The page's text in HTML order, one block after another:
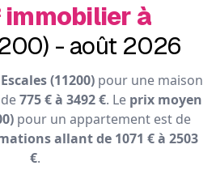
immobilier à
- août 2026
(11200) pour une maison
775 € à 3492 €. Le prix moyen
pour un appartement est de
allant de 1071 € à 2503
€.